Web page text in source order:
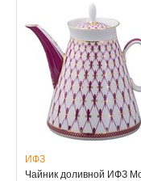
ИФЗ
Чайник доливной ИФЗ